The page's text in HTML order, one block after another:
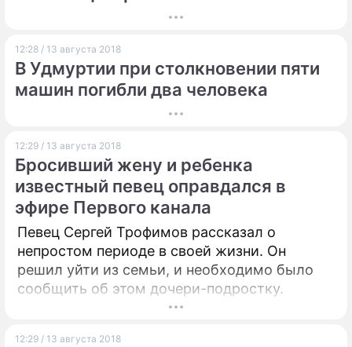
12:28 / 13 августа 2018
В Удмуртии при столкновении пяти
машин погибли два человека
12:29 / 13 августа 2018
Бросивший жену и ребенка
известный певец оправдался в
эфире Первого канала
Певец Сергей Трофимов рассказал о
непростом периоде в своей жизни. Он
решил уйти из семьи, и необходимо было
сообщить об этом дочери-подростку.
12:29 / 13 августа 2018